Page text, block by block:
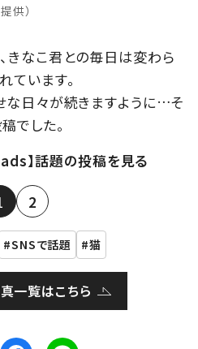
提供）
きなこ君との毎日は変わら
ています。
な日々が続きますように…そ
でした。
】話題の投稿を見る
2
SNSで話題 猫
一覧はこちら